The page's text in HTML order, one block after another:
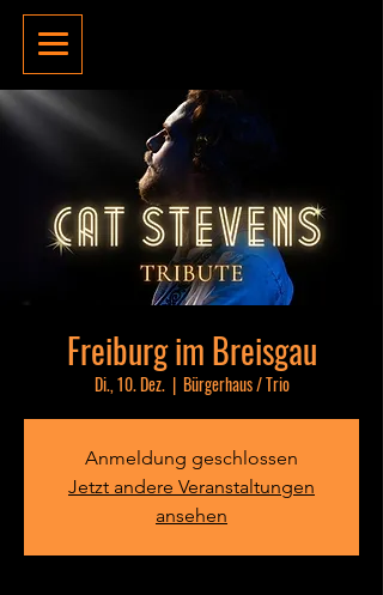
Freiburg im Breisgau
Di., 10. Dez.
  |
Bürgerhaus / Trio
Anmeldung geschlossen
Jetzt andere Veranstaltungen
ansehen